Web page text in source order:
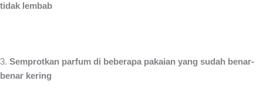
tidak lembab
3. Semprotkan parfum di beberapa pakaian yang sudah benar-
benar kering